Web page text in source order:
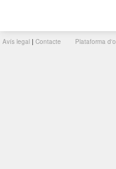
Avís legal | Contacte Plataforma